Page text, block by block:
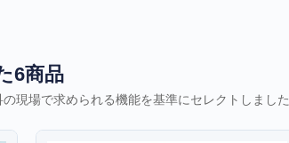
6商品
現場で求められる機能を基準にセレクトしました